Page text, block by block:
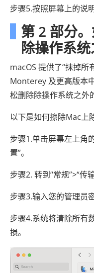
步骤5.按照屏幕上的说
第 2 部分
除操作系
macOS 提供了“抹掉所
Monterey 及更高版本
松删除除操作系统之外
以下是如何擦除Mac上
步骤1.单击屏幕左上角
置”。
步骤2. 转到“常规”>“传
步骤3.输入您的管理员
步骤4.系统将清除所有
损。